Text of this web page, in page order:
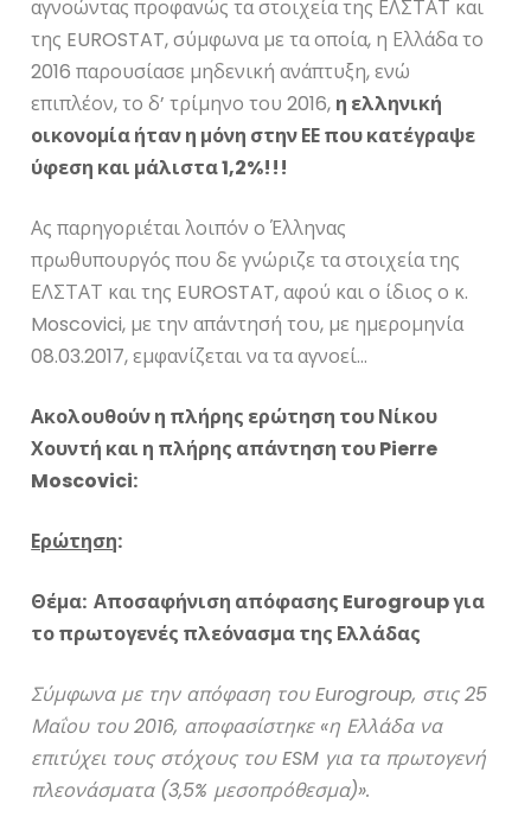
αγνοώντας προφανώς τα στοιχεία της ΕΛΣΤΑΤ και
της EUROSTAT, σύμφωνα με τα οποία, η Ελλάδα το
2016 παρουσίασε μηδενική ανάπτυξη, ενώ
επιπλέον, το δ’ τρίμηνο του 2016, η ελληνική
οικονομία ήταν η μόνη στην ΕΕ που κατέγραψε
ύφεση και μάλιστα 1,2%!!!
Ας παρηγοριέται λοιπόν ο Έλληνας
πρωθυπουργός που δε γνώριζε τα στοιχεία της
ΕΛΣΤΑΤ και της EUROSTAT, αφού και ο ίδιος ο κ.
Moscovici, με την απάντησή του, με ημερομηνία
08.03.2017, εμφανίζεται να τα αγνοεί…
Ακολουθούν η πλήρης ερώτηση του Νίκου
Χουντή και η πλήρης απάντηση τουPierre
Moscovici:
Ερώτηση:
Θέμα: Αποσαφήνιση απόφασης Eurogroup για
το πρωτογενές πλεόνασμα της Ελλάδας
Σύμφωνα με την απόφαση του Eurogroup, στις 25
Μαΐου του 2016, αποφασίστηκε «η Ελλάδα να
επιτύχει τους στόχους του ESM για τα πρωτογενή
πλεονάσματα (3,5% μεσοπρόθεσμα)».